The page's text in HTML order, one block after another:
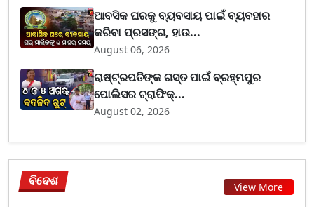
ଆବସିକ ଘରକୁ ବ୍ୟବସାୟ ପାଇଁ ବ୍ୟବହାର
କରିବା ପ୍ରସଙ୍ଗ, ହାଉ...
August 06, 2026
ରାଷ୍ଟ୍ରପତିଙ୍କ ଗସ୍ତ ପାଇଁ ବ୍ରହ୍ମପୁର
ପୋଲିସର ଟ୍ରାଫିକ୍...
August 02, 2026
ବିଦେଶ View More